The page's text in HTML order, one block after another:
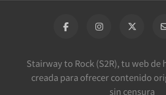
Stairway to Rock (S2R), tu web de
creada para ofrecer contenido
sin censura